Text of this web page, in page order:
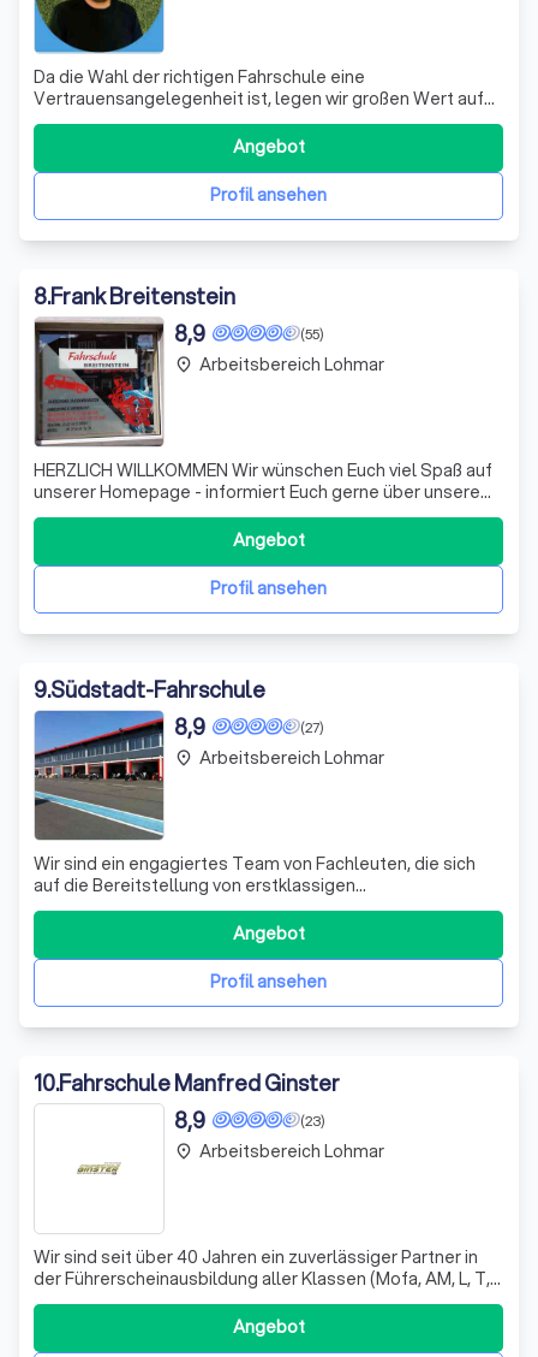
Da die Wahl der richtigen Fahrschule eine
Vertrauensangelegenheit ist, legen wir großen Wert auf
die Qualität der theoretischen & praktischen Ausbildung.
Nur so können wir die absolut einwandfreie Qualifikation
unserer Fahrschüler gewährleisten.
Profil ansehen
Angebot
8.Frank Breitenstein
(55)
8,9
HERZLICH WILLKOMMEN Wir wünschen Euch viel Spaß auf
unserer Homepage - informiert Euch gerne über unsere
Fahrschule und unsere Ausbildungsklassen. Außerdem
könnt Ihr Euch unsere Fahrschulfahrzeuge anschauen. Viel
Spaß wünscht Euch das Team der Fahrschule Breitenstein
Profil ansehen
Angebot
place Arbeitsbereich Lohmar
9.Südstadt-Fahrschule
(27)
8,9
Wir sind ein engagiertes Team von Fachleuten, die sich
auf die Bereitstellung von erstklassigen
Fahrausbildungsdiensten spezialisiert haben. Unser Ziel
ist es, jeden unserer Schüler zu sicheren und
kompetenten Fahrern zu machen. Wir glauben, dass das
Erlernen des Fahrens eine persönliche Reise ist,
Profil ansehen
Angebot
place Arbeitsbereich Lohmar
10.Fahrschule Manfred Ginster
(23)
8,9
Wir sind seit über 40 Jahren ein zuverlässiger Partner in
der Führerscheinausbildung aller Klassen (Mofa, AM, L, T,
A1, A2, A, B, BE, C, C1, CE, C1E, D, D1, DE, D1E). Unser Standort
befindet auf der Hardbrücke und umfasst die Region um
die Verbandsgemeinden Adenau und Bad Münstereifel.
Angebot
place Arbeitsbereich Lohmar